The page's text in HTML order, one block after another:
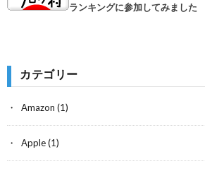
ランキングに参加してみました
カテゴリー
Amazon (1)
Apple(1)